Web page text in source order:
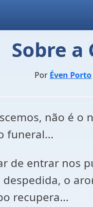
Sobre a
Por Éven Porto
não é
funeral...
de entrar nos
o
recupera...